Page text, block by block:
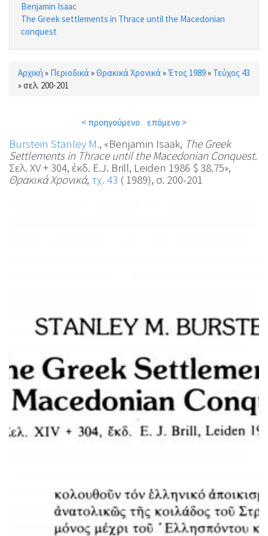
Benjamin Isaac
The Greek settlements in Thrace until the Macedonian
conquest
Είστε εδώ
Αρχική » Περιοδικά»Θρακικά Χρονικά»Έτος 1989» Τεύχος 43
»σελ. 200-201
< προηγούμενο επόμενο >
Burstein Stanley M., «Benjamin Isaak, The Greek
Settlements in Thrace until the Macedonian Conquest.
Σελ. XV + 304, έκδ. E.J. Brill, Leiden 1986 $ 38.75»,
Θρακικά Χρονικά, τχ. 43 ( 1989), σ. 200-201